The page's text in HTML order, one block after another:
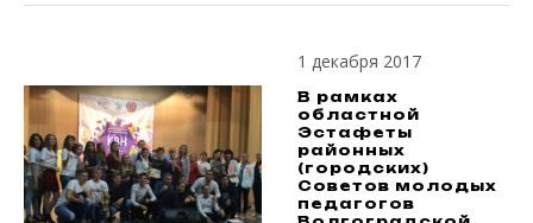
1 декабря 2017
В рамках
областной
Эстафеты
районных
(городских)
Советов молодых
педагогов